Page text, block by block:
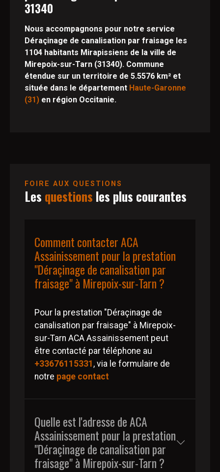
31340
Nous accompagnons pour notre service
Déraçinage de canalisation par fraisage les
1104 habitants Mirapissiens de la ville de
Mirepoix-sur-Tarn (31340). Commune
étendue sur un territoire de 5.5576 km² et
située dans le département Haute-Garonne
(31) en région Occitanie.
FOIRE AUX QUESTIONS
Les questions les plus courantes
Comment contacter ACA
Assainissement pour la prestation
"Déraçinage de canalisation par
fraisage" à Mirepoix-sur-Tarn ?
Pour la prestation "Déraçinage de
canalisation par fraisage" à Mirepoix-
sur-Tarn ACA Assainissement peut
être contacté par téléphone au
+33676115331 , via le formulaire de
notre page contact
Quelle est l'adresse de ACA
Assainissement pour la prestation
"Déraçinage de canalisation par
fraisage" à Mirepoix-sur-Tarn ?